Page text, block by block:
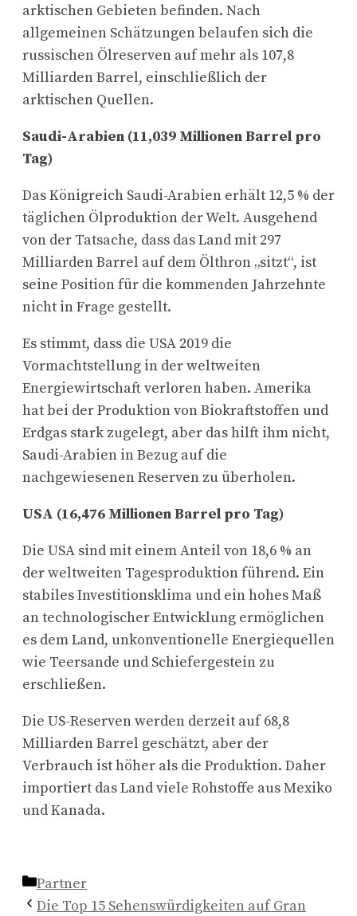
arktischen Gebieten befinden. Nach
allgemeinen Schätzungen belaufen sich die
russischen Ölreserven auf mehr als 107,8
Milliarden Barrel, einschließlich der
arktischen Quellen.
Saudi-Arabien (11,039 Millionen Barrel pro
Tag)
Das Königreich Saudi-Arabien erhält 12,5 % der
täglichen Ölproduktion der Welt. Ausgehend
von der Tatsache, dass das Land mit 297
Milliarden Barrel auf dem Ölthron „sitzt“, ist
seine Position für die kommenden Jahrzehnte
nicht in Frage gestellt.
Es stimmt, dass die USA 2019 die
Vormachtstellung in der weltweiten
Energiewirtschaft verloren haben. Amerika
hat bei der Produktion von Biokraftstoffen und
Erdgas stark zugelegt, aber das hilft ihm nicht,
Saudi-Arabien in Bezug auf die
nachgewiesenen Reserven zu überholen.
USA (16,476 Millionen Barrel pro Tag)
Die USA sind mit einem Anteil von 18,6 % an
der weltweiten Tagesproduktion führend. Ein
stabiles Investitionsklima und ein hohes Maß
an technologischer Entwicklung ermöglichen
es dem Land, unkonventionelle Energiequellen
wie Teersande und Schiefergestein zu
erschließen.
Die US-Reserven werden derzeit auf 68,8
Milliarden Barrel geschätzt, aber der
Verbrauch ist höher als die Produktion. Daher
importiert das Land viele Rohstoffe aus Mexiko
und Kanada.
Kategorien
Partner
Die Top 15 Sehenswürdigkeiten auf Gran